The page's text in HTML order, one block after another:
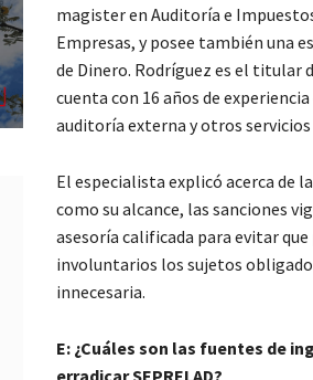
magister en Auditoría e
Empresas, y posee también una
de Dinero. Rodríguez es el titular
cuenta con 16 años de
auditoría externa y otros
El especialista explicó acerca de
como su alcance, las sanciones
asesoría calificada para evitar
involuntarios los sujetos
innecesaria.
E: ¿Cuáles son las fuentes de